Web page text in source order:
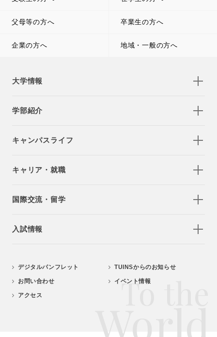
父母等の方へ 卒業生の方へ
企業の方へ 地域・一般の方へ
大学情報
学部紹介
キャンパスライフ
キャリア・就職
国際交流・留学
入試情報
デジタルパンフレット
お問い合わせ
アクセス
TUINSからのお知らせ
イベント情報
To the
World